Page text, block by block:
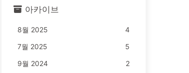
아카이브
8월 2025
4
7월 2025
5
9월 2024
2